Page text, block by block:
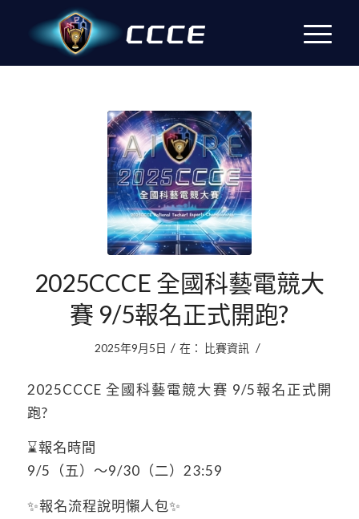
2025CCCE 全國科藝電競大
賽 9/5報名正式開跑?
2025年9月5日 / 在： 比賽資訊 /
2025CCCE 全國科藝電競大賽 9/5報名正式開
跑?
⌛️報名時間
9/5（五）～9/30（二）23:59
✨報名流程說明懶人包✨